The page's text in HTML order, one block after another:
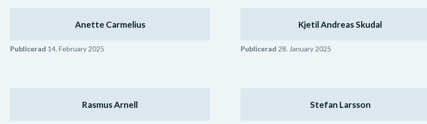
Anette Carmelius
Publicerad 14. February 2025
Kjetil Andreas Skudal
Publicerad 28. January 2025
Rasmus Arnell Stefan Larsson